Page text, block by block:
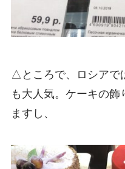
△ところで、ロシアで
も大人気。ケーキの
ますし、